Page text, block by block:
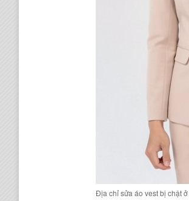
Địa chỉ sửa áo vest bị chật